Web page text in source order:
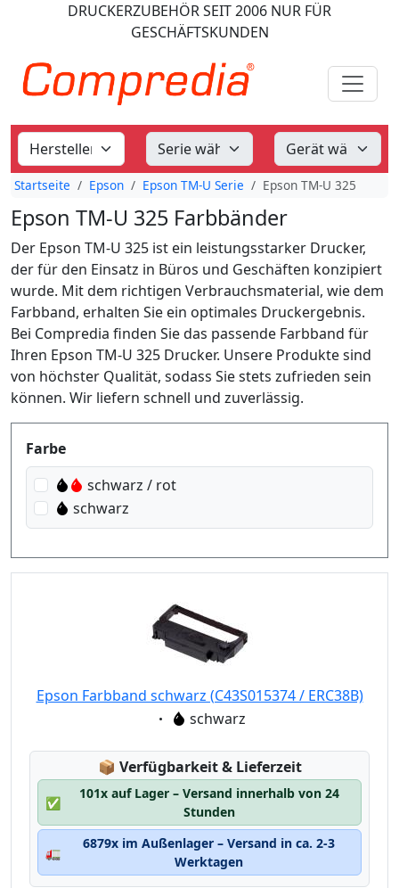
DRUCKERZUBEHÖRSEIT 2006 NUR FÜR
GESCHÄFTSKUNDEN
Startseite Epson Epson TM-U Serie Epson TM-U 325
Epson TM-U 325 Farbbänder
Der Epson TM-U 325 ist ein leistungsstarker Drucker,
der für den Einsatz in Büros und Geschäften konzipiert
wurde. Mit dem richtigen Verbrauchsmaterial, wie dem
Farbband, erhalten Sie ein optimales Druckergebnis.
Bei Compredia finden Sie das passende Farbband für
Ihren Epson TM-U 325 Drucker. Unsere Produkte sind
von höchster Qualität, sodass Sie stets zufrieden sein
können. Wir liefern schnell und zuverlässig.
Produktfilter
Farbe
schwarz / rot
schwarz
Epson Farbband schwarz (C43S015374 / ERC38B)
Eigenschaft:
schwarz
📦 Lagerstatus:
Verfügbarkeit & Lieferzeit
✅
101x auf Lager – Versand innerhalb von 24
Stunden
🚛
6879x im Außenlager – Versand in ca. 2-3
Werktagen